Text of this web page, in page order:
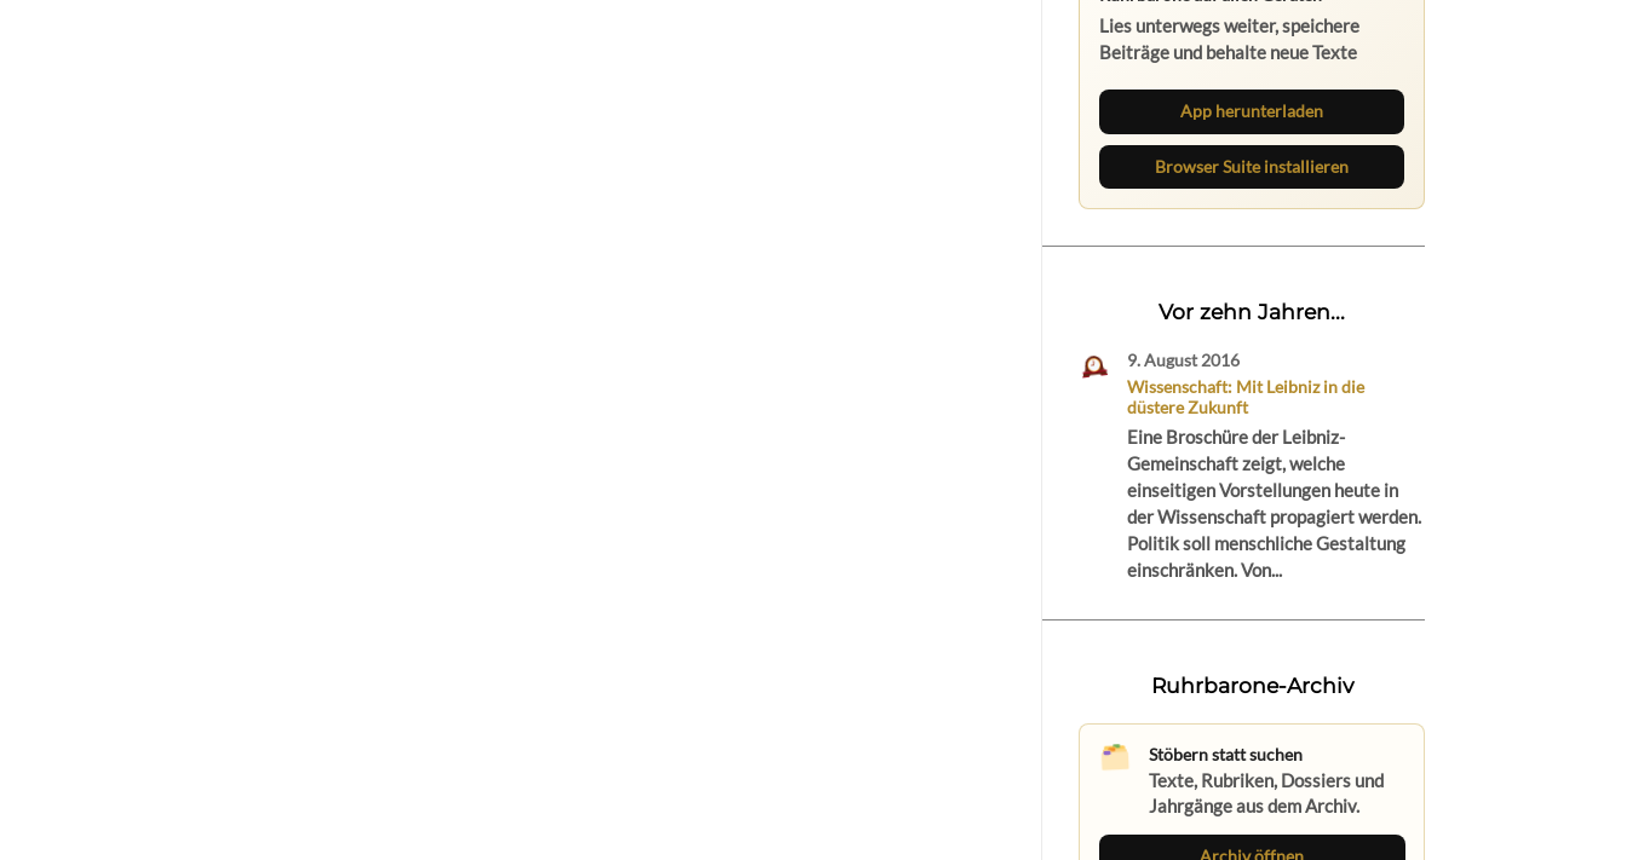
Lies unterwegs weiter, speichere
Beiträge und behalte neue Texte
App herunterladen
Browser Suite installieren
Vor zehn Jahren...
9. August 2016
Wissenschaft: Mit Leibniz in die
düstere Zukunft
Eine Broschüre der Leibniz-
Gemeinschaft zeigt, welche
einseitigen Vorstellungen heute in
der Wissenschaft propagiert werden.
Politik soll menschliche Gestaltung
einschränken. Von...
Ruhrbarone-Archiv
Stöbern statt suchen
Texte, Rubriken, Dossiers und
Jahrgänge aus dem Archiv.
Archiv öffnen